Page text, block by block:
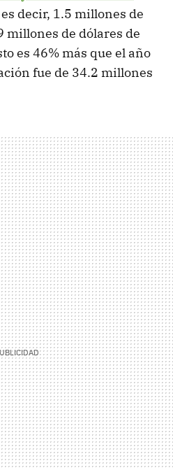
decir, 1.5 millones de
millones de dólares de
es 46% más que el año
fue de 34.2 millones